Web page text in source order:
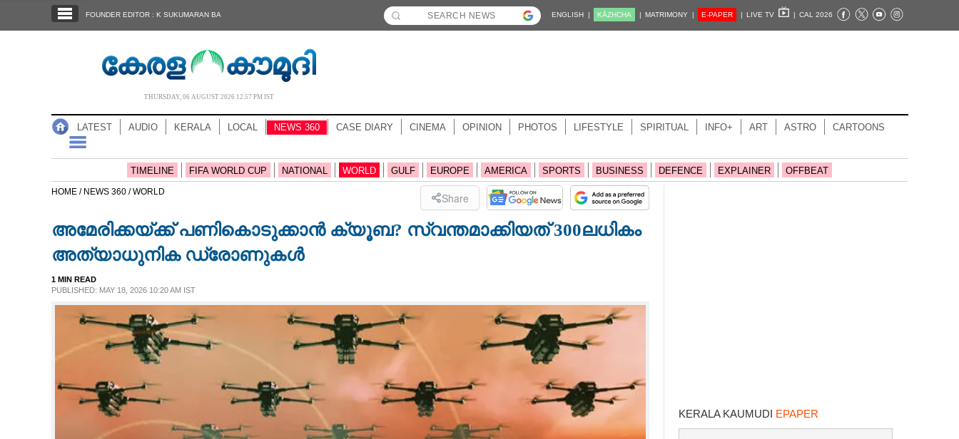
NOTIFIED NEWS
NEWS 360
CASE DIARY
FOUNDER EDITOR : K SUKUMARAN BA ENGLISH | KĀZHCHA | MATRIMONY | E-PAPER | LIVE TV | CAL 2026
THURSDAY, 06 AUGUST 2026 12.57 PM IST
LATEST AUDIO KERALA LOCAL NEWS 360 CASE DIARY CINEMA OPINION PHOTOS LIFESTYLE SPIRITUAL INFO+ ART ASTRO CARTOONS
TIMELINE FIFA WORLD CUP NATIONAL WORLD GULF EUROPE AMERICA SPORTS BUSINESS DEFENCE EXPLAINER OFFBEAT
HOME / NEWS 360 /WORLD Share
അമേരിക്കയ്‌ക്ക് പണികൊടുക്കാൻ ക്യൂബ? സ്വന്തമാക്കിയത് 300ലധികം
അത്യാധുനിക ഡ്രോണുകൾ
1 MIN READ
PUBLISHED: MAY 18, 2026 10:20 AM IST
KERALA KAUMUDI EPAPER